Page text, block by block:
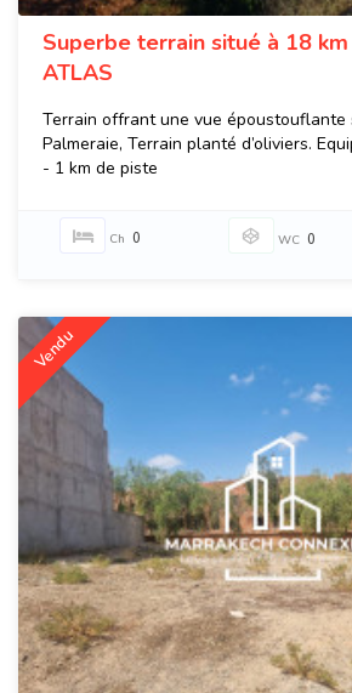
Superbe terrain situé à 18
ATLAS
Terrain offrant une vue
Palmeraie, Terrain planté d’oliviers.
- 1 km de piste
Ch 0 WC 0
Vendu